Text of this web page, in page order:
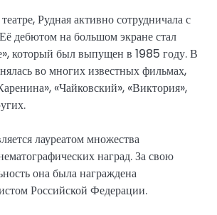
Рудная активно сотрудничала с
дебютом на большом экране стал
который был выпущен в 1985 году. В
во многих известных фильмах,
«Чайковский», «Виктория»,
лауреатом множества
наград. За свою
она была награждена
Российской Федерации.